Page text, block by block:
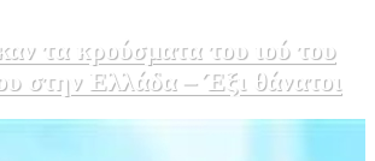
τα κρούσματα του ιού του
στην Ελλάδα – Έξι θάνατοι